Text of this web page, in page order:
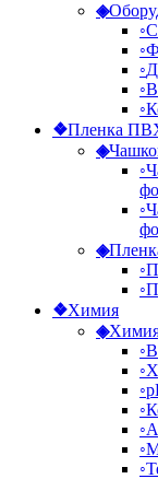
◈
◦
◦
◦
◦
◦
❖Пленка
◈
◦
◦
◈
◦
◦
❖Химия
◈
◦
◦
◦
◦
◦
◦
◦